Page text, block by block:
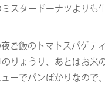
スタードーナツよりも
ご飯のトマトスパゲテ
りょうり、あとはお米
ーでパンばかりなの